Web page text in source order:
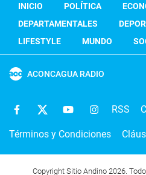
INICIO POLÍTICA
DEPARTAMENTALES
LIFESTYLE
MUNDO
ACONCAGUA RADIO
RSS
Términos y Condiciones
Copyright Sitio Andino 2026.